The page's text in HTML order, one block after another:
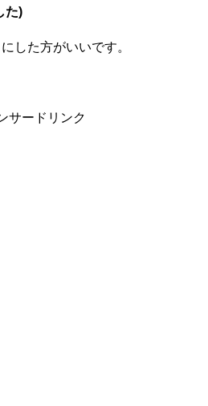
た)
した方がいいです。
サードリンク